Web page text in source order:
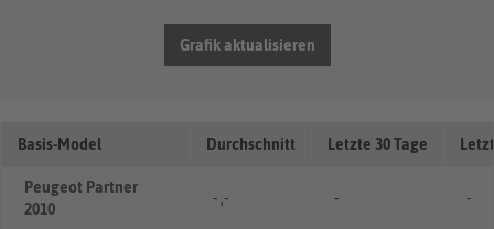
Grafik aktualisieren
Basis-Model Durchschnitt Letzte 30 Tage
Peugeot Partner
2010
- ,- - -